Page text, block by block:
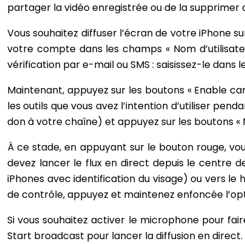
partager la vidéo enregistrée ou de la
Vous souhaitez diffuser l’écran de votre iPhone
votre compte dans les champs « Nom
vérification par e-mail ou SMS : saisissez-le
Maintenant, appuyez sur les boutons « Enable
les outils que vous avez l’intention d’utiliser
don à votre chaîne) et appuyez sur les boutons
À ce stade, en appuyant sur le bouton rouge,
devez lancer le flux en direct depuis le centre
iPhones avec identification du visage) ou vers
de contrôle, appuyez et maintenez enfoncée
Si vous souhaitez activer le microphone pour
Start broadcast pour lancer la diffusion en